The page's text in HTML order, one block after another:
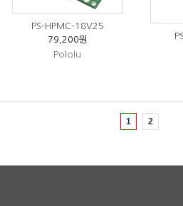
PS-HPMC-18V25
79,200원
Pololu
1 2